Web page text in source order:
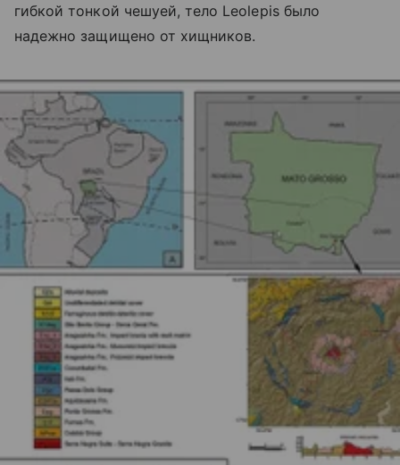
гибкой тонкой чешуей, тело Leolepis было
надежно защищено от хищников.